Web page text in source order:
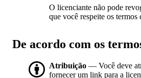
O licenciante não pode
que você respeite os termos
De acordo com os
Atribuição — Você deve
fornecer um link para a